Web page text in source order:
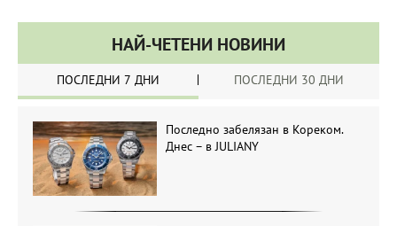
НАЙ-ЧЕТЕНИ НОВИНИ
ПОСЛЕДНИ 7 ДНИ ПОСЛЕДНИ 30 ДНИ
Последно забелязан в Кореком.
Днес – в JULIANY